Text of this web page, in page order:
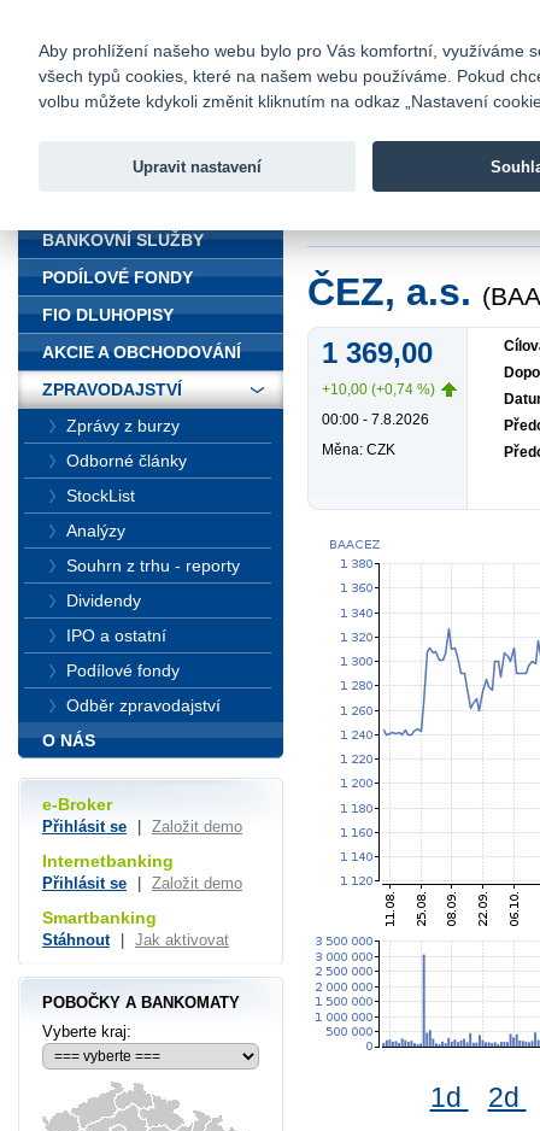
Fio banka
Fio banka
ČEZ, a.s.
1 369,00
+10,00 (+0,74 %)
00:00 - 7.8.2026
Měna: CZK
1d 2d
BANKOVNÍ SLUŽBY
PODÍLOVÉ FONDY
FIO DLUHOPISY
AKCIE A OBCHODOVÁNÍ
ZPRAVODAJSTVÍ
Zprávy z burzy
Odborné články
StockList
Analýzy
Souhrn z trhu - reporty
Dividendy
IPO a ostatní
Podílové fondy
Odběr zpravodajství
O NÁS
e-Broker
Přihlásit se Založit demo
Internetbanking
Přihlásit se Založit demo
Smartbanking
Stáhnout Jak aktivovat
POBOČKY A BANKOMATY
Vyberte kraj:
Aby prohlížení našeho webu bylo pro Vás komfortní, využíváme
všech typů cookies, které na našem webu používáme. Pokud
volbu můžete kdykoli změnit kliknutím na odkaz „Nastavení
Upravit nastavení